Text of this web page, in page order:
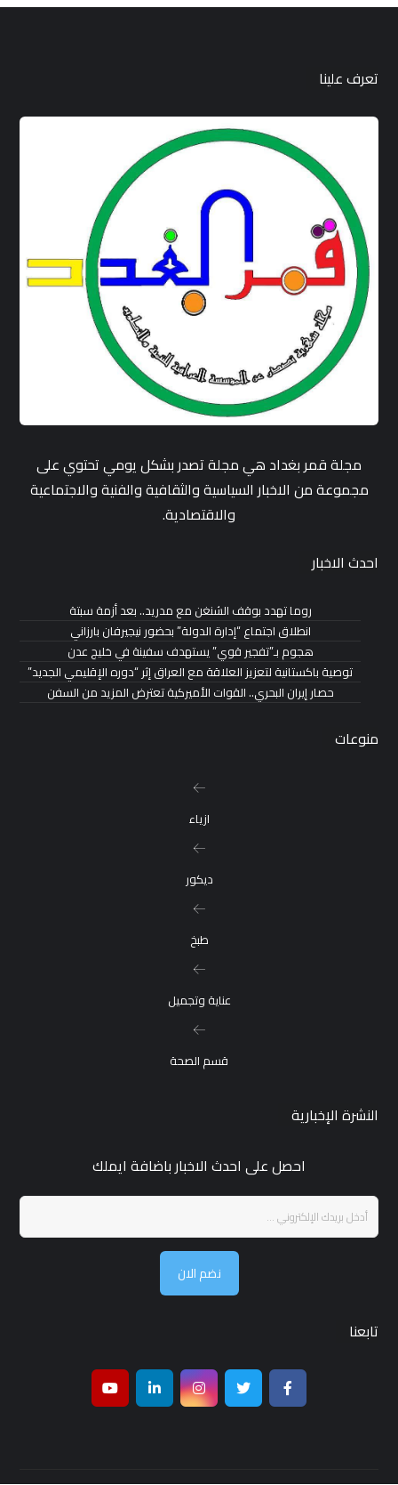
تعرف علينا
مجلة قمر بغداد هي مجلة تصدر بشكل يومي تحتوي على
مجموعة من الاخبار السياسية والثقافية والفنية والاجتماعية
والاقتصادية.
احدث الاخبار
روما تهدد بوقف الشنغن مع مدريد.. بعد أزمة سبتة
انطلاق اجتماع “إدارة الدولة” بحضور نيجيرفان بارزاني
هجوم بـ”تفجير قوي” يستهدف سفينة في خليج عدن
توصية باكستانية لتعزيز العلاقة مع العراق إثر “دوره الإقليمي الجديد”
حصار إيران البحري.. القوات الأميركية تعترض المزيد من السفن
منوعات
ازياء
ديكور
طبخ
عناية وتجميل
قسم الصحة
النشرة الإخبارية
احصل على احدث الاخبار باضافة ايملك
نضم الان
تابعنا